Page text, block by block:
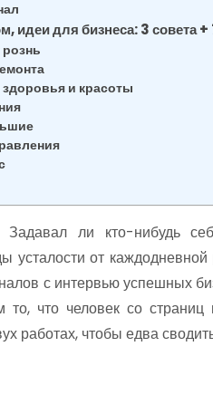
идеи для бизнеса: 3 совета
рознь
и красоты
Задавал ли кто-нибудь
усталости от
с интервью успешных
то, что человек со
работах, чтобы едва